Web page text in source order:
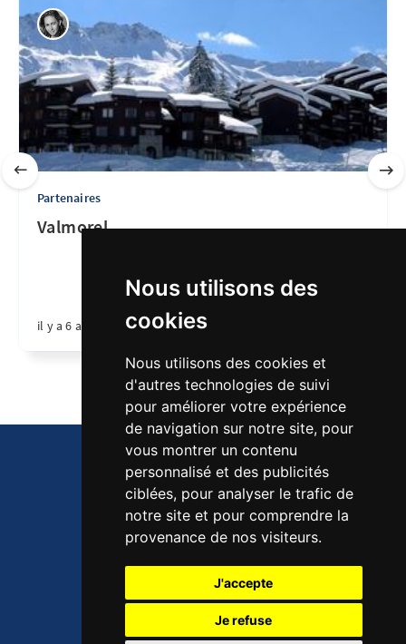
Nous utilisons des
cookies
Nous utilisons des cookies et
d'autres technologies de suivi
pour améliorer votre expérience
de navigation sur notre site, pour
vous montrer un contenu
personnalisé et des publicités
ciblées, pour analyser le trafic de
notre site et pour comprendre la
provenance de nos visiteurs.
J'accepte
Je refuse
Partenaires
Valmorel
il y a 6 ans 1 min de lecture
Mentions légales
Fort Comme 3 Pommes © 2026
Publié avecGhost
Informations sur la licence JavaScript